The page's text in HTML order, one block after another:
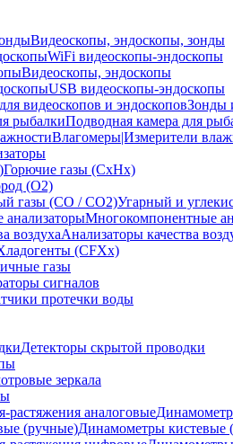
Видеоскопы, эндоскопы, зонды
WiFi видеоскопы-эндоскопы
Видеоскопы, эндоскопы
USB видеоскопы-эндоскопы
Зонды
Подводная камера для
Влагомеры|Измерители
Горючие газы (CxHx)
(O2)
Угарный и
Многокомпонентные
Анализаторы качества
(CFXx)
газы
сигналов
протечки воды
Детекторы скрытой проводки
зеркала
Динамометры кистевые